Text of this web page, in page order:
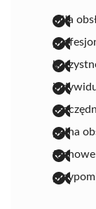
miła
pełna